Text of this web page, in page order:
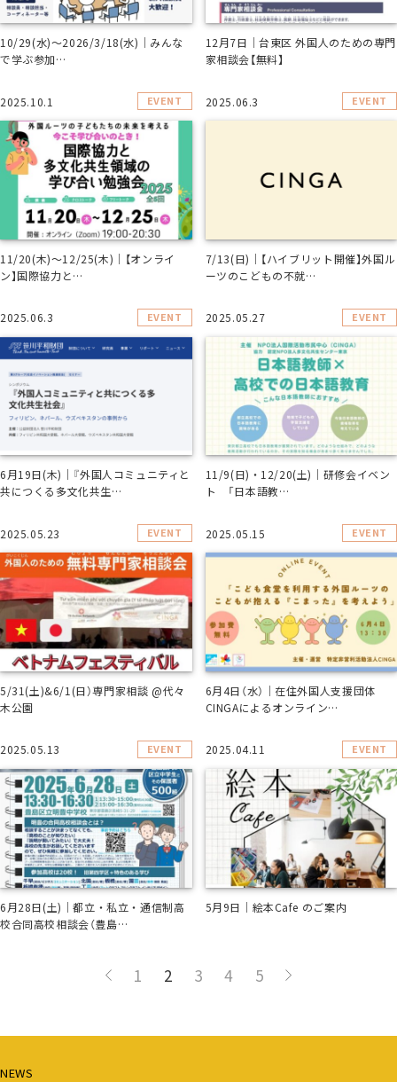
10/29(水)～2026/3/18(水)｜みんな
で学ぶ参加…
12月7日｜台東区 外国人のための専門
家相談会【無料】
2025.10.1 EVENT
11/20(木)～12/25(木)｜【オンライ
ン】国際協力と…
2025.06.3 EVENT
7/13(日)｜【ハイブリット開催】外国ル
ーツのこどもの不就…
2025.06.3 EVENT
6月19日(木)｜『外国人コミュニティと
共につくる多文化共生…
2025.05.27 EVENT
11/9(日)・12/20(土)｜研修会イベン
ト 「日本語教…
2025.05.23 EVENT
5/31(土)&6/1(日）専門家相談 @代々
木公園
2025.05.15 EVENT
6月4日（水）｜在住外国人支援団体
CINGAによるオンライン…
2025.05.13 EVENT
6月28日(土)｜都立・私立・通信制高
校合同高校相談会（豊島…
2025.04.11 EVENT
5月9日｜絵本Cafe のご案内
1 2 3 4 5
NEWS